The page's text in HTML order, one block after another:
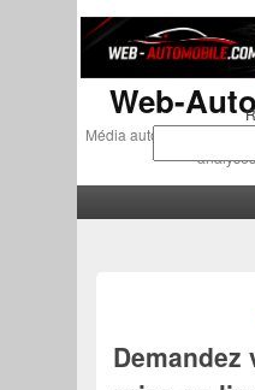
Web-
Média automobile
Demandez